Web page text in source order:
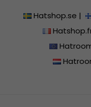
Hatshop.se |